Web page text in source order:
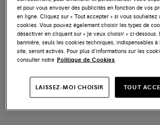
et pour vous envoyer des publicités en fonction de vos
en ligne. Cliquez sur « Tout accepter » si vous souhaitez
cookies. Vous pouvez également choisir les types de
désactiver en cliquant sur « Je veux choisir » ci-dessous.
bannière, seuls les cookies techniques, indispensables
site, seront activés. Pour plus d’informations sur les
consulter notre Politique de Cookies
LAISSEZ-MOI CHOISIR TOUT